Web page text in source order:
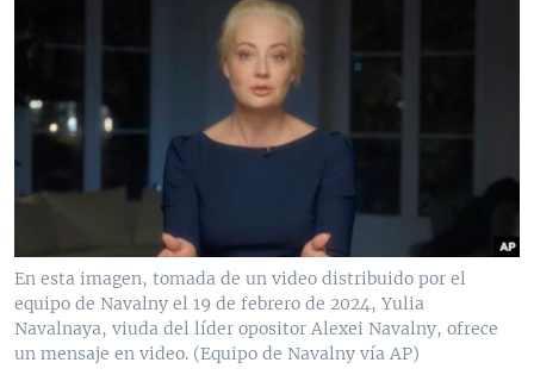
En esta imagen, tomada de un video distribuido por el
equipo de Navalny el 19 de febrero de 2024, Yulia
Navalnaya, viuda del líder opositor Alexei Navalny, ofrece
un mensaje en video. (Equipo de Navalny vía AP)